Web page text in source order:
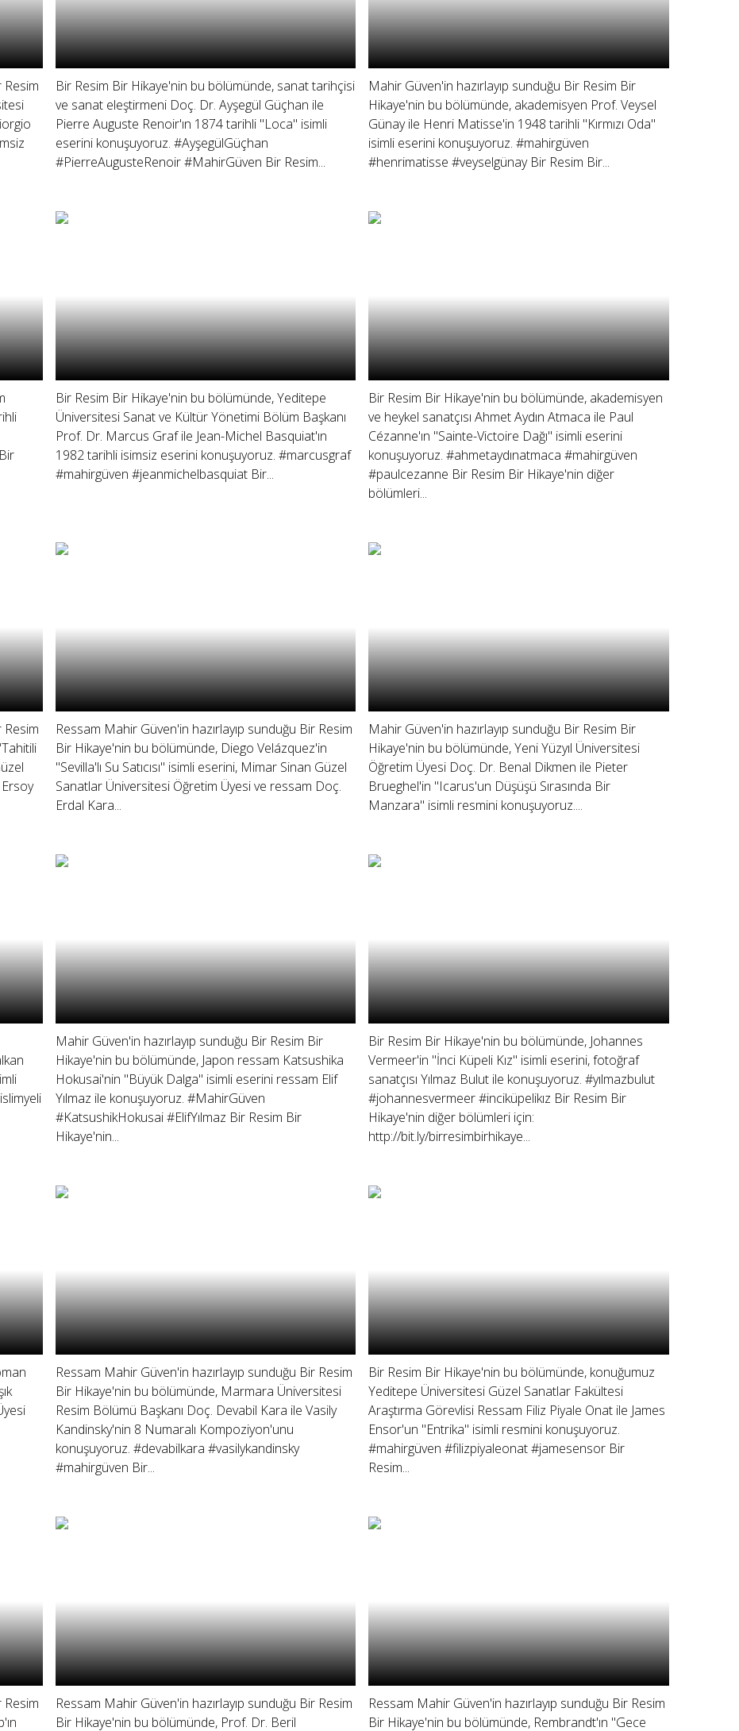
Resim
Bir Resim Bir Hikaye'nin bu bölümünde, sanat tarihçisi
ve sanat eleştirmeni Doç. Dr. Ayşegül Güçhan ile
Pierre Auguste Renoir'ın 1874 tarihli "Loca" isimli
eserini konuşuyoruz. #AyşegülGüçhan
#PierreAugusteRenoir #MahirGüven Bir Resim...
Mahir Güven'in hazırlayıp sunduğu Bir Resim Bir
Hikaye'nin bu bölümünde, akademisyen Prof. Veysel
Günay ile Henri Matisse'in 1948 tarihli "Kırmızı Oda"
isimli eserini konuşuyoruz. #mahirgüven
#henrimatisse #veyselgünay Bir Resim Bir...
Bir Resim Bir Hikaye'nin bu bölümünde, Yeditepe
Üniversitesi Sanat ve Kültür Yönetimi Bölüm Başkanı
Prof. Dr. Marcus Graf ile Jean-Michel Basquiat'ın
1982 tarihli isimsiz eserini konuşuyoruz. #marcusgraf
#mahirgüven #jeanmichelbasquiat Bir...
Bir Resim Bir Hikaye'nin bu bölümünde, akademisyen
ve heykel sanatçısı Ahmet Aydın Atmaca ile Paul
Cézanne'ın "Sainte-Victoire Dağı" isimli eserini
konuşuyoruz. #ahmetaydınatmaca #mahirgüven
#paulcezanne Bir Resim Bir Hikaye'nin diğer
bölümleri...
Resim
Ressam Mahir Güven'in hazırlayıp sunduğu Bir Resim
Bir Hikaye'nin bu bölümünde, Diego Velázquez'in
"Sevilla'lı Su Satıcısı" isimli eserini, Mimar Sinan Güzel
Sanatlar Üniversitesi Öğretim Üyesi ve ressam Doç.
Erdal Kara...
Mahir Güven'in hazırlayıp sunduğu Bir Resim Bir
Hikaye'nin bu bölümünde, Yeni Yüzyıl Üniversitesi
Öğretim Üyesi Doç. Dr. Benal Dikmen ile Pieter
Brueghel'in "Icarus'un Düşüşü Sırasında Bir
Manzara" isimli resmini konuşuyoruz....
Mahir Güven'in hazırlayıp sunduğu Bir Resim Bir
Hikaye'nin bu bölümünde, Japon ressam Katsushika
Hokusai'nin "Büyük Dalga" isimli eserini ressam Elif
Yılmaz ile konuşuyoruz. #MahirGüven
#KatsushikHokusai #ElifYılmaz Bir Resim Bir
Hikaye'nin...
Bir Resim Bir Hikaye'nin bu bölümünde, Johannes
Vermeer'in "İnci Küpeli Kız" isimli eserini, fotoğraf
sanatçısı Yılmaz Bulut ile konuşuyoruz. #yılmazbulut
#johannesvermeer #inciküpelikız Bir Resim Bir
Hikaye'nin diğer bölümleri için:
http://bit.ly/birresimbirhikaye...
Ressam Mahir Güven'in hazırlayıp sunduğu Bir Resim
Bir Hikaye'nin bu bölümünde, Marmara Üniversitesi
Resim Bölümü Başkanı Doç. Devabil Kara ile Vasily
Kandinsky'nin 8 Numaralı Kompoziyon'unu
konuşuyoruz. #devabilkara #vasilykandinsky
#mahirgüven Bir...
Bir Resim Bir Hikaye'nin bu bölümünde, konuğumuz
Yeditepe Üniversitesi Güzel Sanatlar Fakültesi
Araştırma Görevlisi Ressam Filiz Piyale Onat ile James
Ensor'un "Entrika" isimli resmini konuşuyoruz.
#mahirgüven #filizpiyaleonat #jamesensor Bir
Resim...
Resim
Ressam Mahir Güven'in hazırlayıp sunduğu Bir Resim
Bir Hikaye'nin bu bölümünde, Prof. Dr. Beril
Ressam Mahir Güven'in hazırlayıp sunduğu Bir Resim
Bir Hikaye'nin bu bölümünde, Rembrandt'ın "Gece